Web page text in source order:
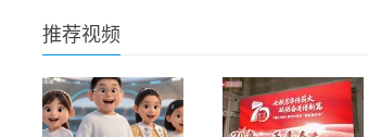
推荐视频